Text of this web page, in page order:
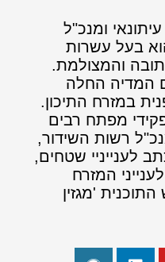
ומנכ"ל
בעל עשרות
והמצולמת.
המדיה החלה
במזרח התיכון.
מפתח רבים
רשות השידור,
לענייניי שטחים,
המזרח
התוכנית 'מגזין